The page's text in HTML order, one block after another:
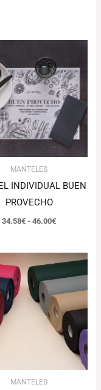
MANTELES
INDIVIDUAL BUEN
PROVECHO
34.58€ - 46.00€
precios:
desde
34.58€
hasta
46.00€
MANTELES
precios:
27.26€
hasta
32.69€